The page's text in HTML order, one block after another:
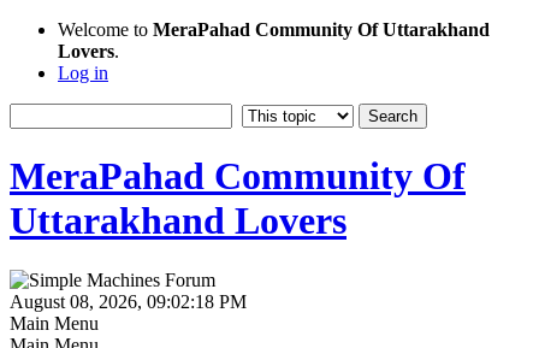
Welcome to MeraPahad Community Of Uttarakhand
Lovers.
Log in
MeraPahad Community Of
Uttarakhand Lovers
August 08, 2026, 09:02:18 PM
Main Menu